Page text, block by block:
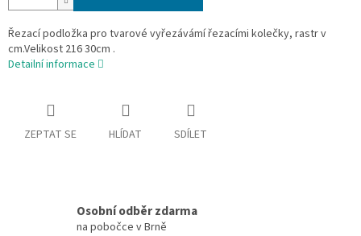
Řezací podložka pro tvarové vyřezávámí řezacími kolečky, rastr v
cm.Velikost 216 30cm .
Detailní informace
ZEPTAT SE HLÍDAT SDÍLET
Osobní odběr zdarma
na pobočce v Brně